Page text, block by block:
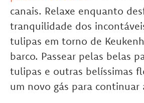
canais. Relaxe enquanto
tranquilidade dos
tulipas em torno de
barco. Passear pelas belas
tulipas e outras belíssimas
um novo gás para continuar